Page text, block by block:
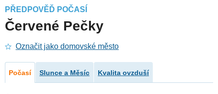
PŘEDPOVĚĎ POČASÍ
Červené Pečky
Označit jako domovské město
Počasí Slunce a Měsíc Kvalita ovzduší